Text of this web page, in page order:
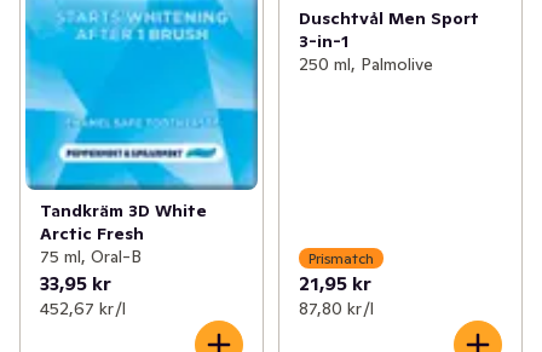
Tandkräm 3D White
Arctic Fresh
75 ml, Oral-B
33,95 kr
452,67 kr /l
Duschtvål Men Sport
3-in-1
250 ml, Palmolive
Prismatch
21,95 kr
87,80 kr /l